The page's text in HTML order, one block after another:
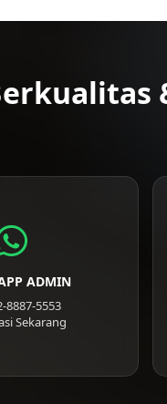
ADMIN
8887-5553
Sekarang